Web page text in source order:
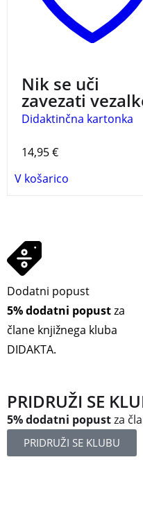
Nik se uči
zavezati
Didaktinčna kartonka
14,95€
V košarico
Dodatni popust
5% dodatni popustza
člane knjižnega kluba
DIDAKTA.
PRIDRUŽI SE
5% dodatni popustza
PRIDRUŽI SE KLUBU